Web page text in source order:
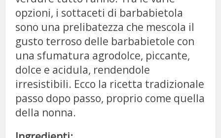
opzioni, i sottaceti di barbabietola
sono una prelibatezza che mescola il
gusto terroso delle barbabietole con
una sfumatura agrodolce, piccante,
dolce e acidula, rendendole
irresistibili. Ecco la ricetta tradizionale
passo dopo passo, proprio come quella
della nonna.